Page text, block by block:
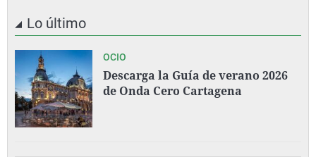
Lo último
OCIO
Descarga la Guía de verano 2026
de Onda Cero Cartagena